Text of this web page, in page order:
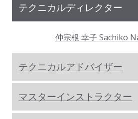
テクニカルディレクター
仲宗根 幸子 Sachiko
テクニカルアドバイザー
マスターインストラクター